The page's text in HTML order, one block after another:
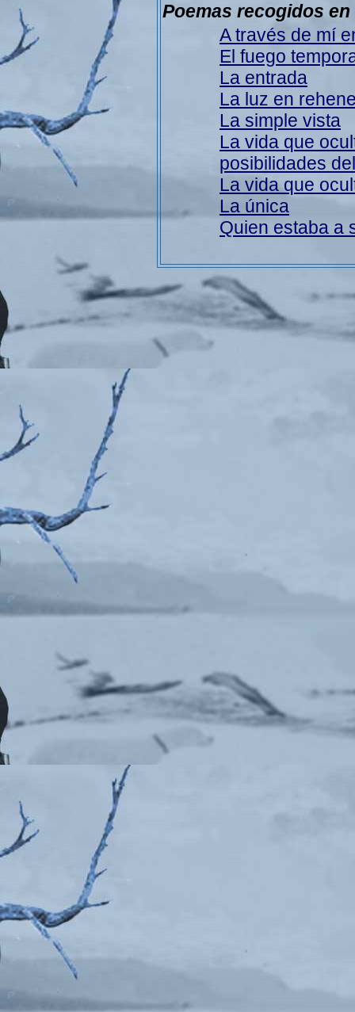
Poemas recogidos
A través de mí
El fuego
La entrada
La luz en
La simple vista
La vida que
posibilidades
La vida que
La única
Quien estaba a